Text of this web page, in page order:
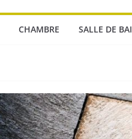
CHAMBRE SALLE DE